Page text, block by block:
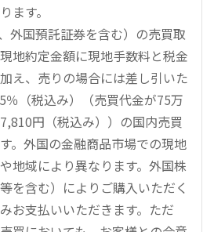
ます。
外国預託証券を含む）の売買取
地約定金額に現地手数料と税金
え、売りの場合には差し引いた
％（税込み）（売買代金が75万
円（税込み））の国内売買
。外国の金融商品市場での現地
地域により異なります。外国株
を含む）によりご購入いただく
お支払いいただきます。ただ